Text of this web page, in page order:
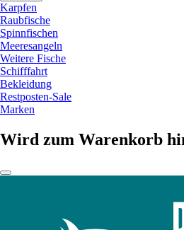
Karpfen
Raubfische
Spinnfischen
Meeresangeln
Weitere Fische
Schifffahrt
Bekleidung
Restposten-Sale
Marken
Wird zum Warenkorb